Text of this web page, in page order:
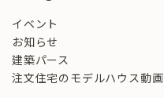
イベント
お知らせ
建築パース
注文住宅のモデルハウス動画